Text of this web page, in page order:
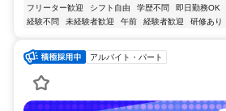
フリーター歓迎
シフト自由 学歴不問 即日勤務OK
経験不問
未経験者歓迎 午前 経験者歓迎 研修あり
アルバイト・パート